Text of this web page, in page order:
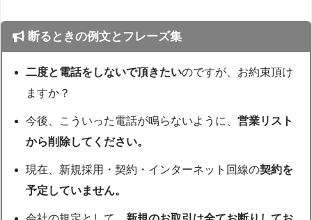
断るときの例文とフレーズ集
二度と電話をしないで頂きたいのですが、お約束頂け
ますか？
今後、こういった電話が鳴らないように、営業リスト
から削除してください。
現在、新規採用・契約・インターネット回線の契約を
予定していません。